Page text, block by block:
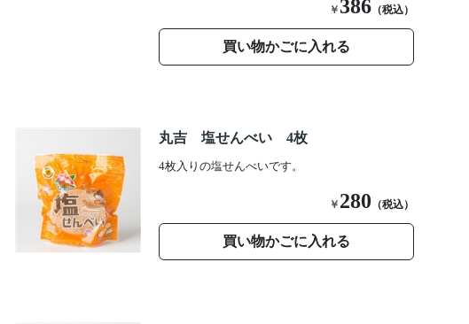
￥ 386 （税込）
買い物かごに入れる
丸吉 塩せんべい 4枚
4枚入りの塩せんべいです。
￥ 280 （税込）
買い物かごに入れる